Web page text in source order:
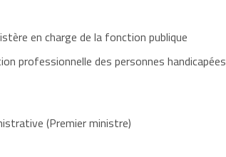
en charge de la fonction publique
professionnelle des personnes handicapées
(Premier ministre)